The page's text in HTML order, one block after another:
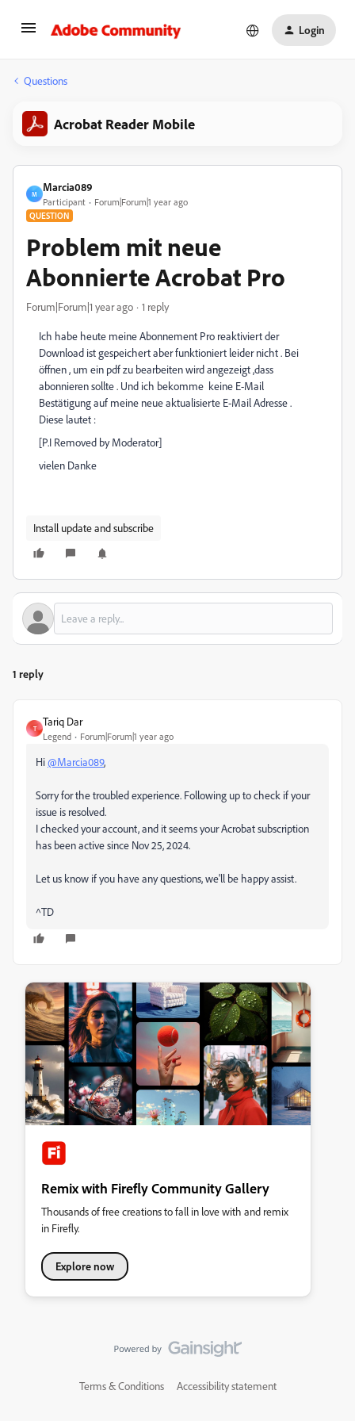
Login
Questions
Acrobat Reader Mobile
M
Marcia089
Participant Forum|Forum|1 year ago
QUESTION
Problem mit neue
Abonnierte Acrobat Pro
Forum|Forum|1 year ago 1 reply
Ich habe heute meine Abonnement Pro reaktiviert der
Download ist gespeichert aber funktioniert leider nicht . Bei
öffnen , um ein pdf zu bearbeiten wird angezeigt ,dass
abonnieren sollte . Und ich bekomme keine E-Mail
Bestätigung auf meine neue aktualisierte E-Mail Adresse .
Diese lautet :
[P.I Removed by Moderator]
vielen Danke
Install update and subscribe
1 reply
T
Tariq Dar
Legend Forum|Forum|1 year ago
Hi@Marcia089,
Sorry for the troubled experience. Following up to check if your
issue is resolved.
I checked your account, and it seems your Acrobat subscription
has been active since Nov 25, 2024.
Let us know if you have any questions, we'll be happy assist.
^TD
Remix with Firefly Community Gallery
Thousands of free creations to fall in love with and remix
in Firefly.
Explore now
Terms & Conditions Accessibility statement